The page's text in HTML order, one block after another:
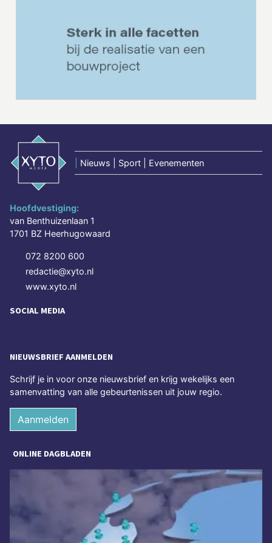
Nieuws | Sport | Evenementen
Hoofdvestiging:
van Benthuizenlaan 1
1701 BZ Heerhugowaard
072 8200 600
redactie@xyto.nl
www.xyto.nl
SOCIAL MEDIA
NIEUWSBRIEF AANMELDEN
Schrijf je in voor onze nieuwsbrief en krijg wekelijks een
samenvatting van alle gebeurtenissen uit jouw regio.
Aanmelden
ONLINE DAGBLADEN